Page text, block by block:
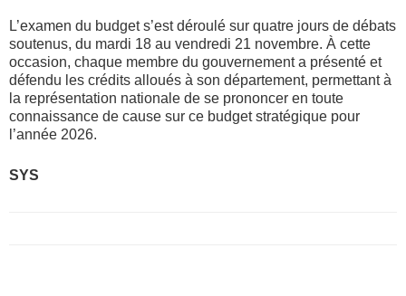
L’examen du budget s’est déroulé sur quatre jours de débats
soutenus, du mardi 18 au vendredi 21 novembre. À cette
occasion, chaque membre du gouvernement a présenté et
défendu les crédits alloués à son département, permettant à
la représentation nationale de se prononcer en toute
connaissance de cause sur ce budget stratégique pour
l’année 2026.
SYS